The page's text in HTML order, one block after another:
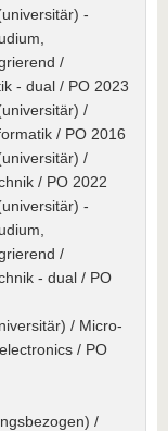
-
/
- dual / PO 2023
/
/ PO 2016
/
/ PO 2022
-
/
- dual / PO
/ Micro-
/ PO
/